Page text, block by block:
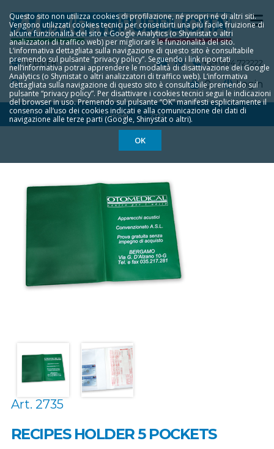
Questo sito non utilizza cookies di profilazione, né propri né di altri siti.
Vengono utilizzati cookies tecnici per consentirti una più facile fruizione di
alcune funzionalità del sito e Google Analytics (o Shyinistat o altri
analizzatori di traffico web) per migliorare le funzionalità del sito.
L‘informativa dettagliata sulla navigazione di questo sito è consultabile
premendo sul pulsante “privacy policy”. Seguendo i link riportati
nell‘informativa potrai apprendere le modalità di disattivazione dei Google
Analytics (o Shynistat o altri analizzatori di traffico web). L‘informativa
dettagliata sulla navigazione di questo sito è consultabile premendo sul
pulsante “privacy policy”. Per disattivare i cookies tecnici segui le indicazioni
del browser in uso. Premendo sul pulsante “OK” manifesti esplicitamente il
consenso all‘uso dei cookies indicati e alla comunicazione dei dati di
navigazione alle terze parti (Google, Shinystat o altri).
OK
IT EN FR +39 0174 722222
Login
0
HOME 2735
Art. 2735
RECIPES HOLDER 5 POCKETS